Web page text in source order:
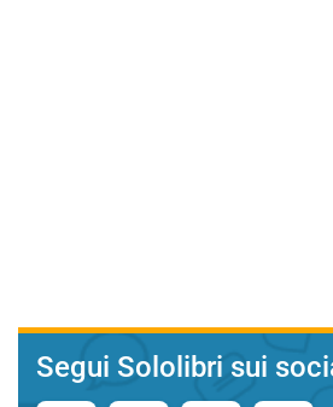
Segui Sololibri sui